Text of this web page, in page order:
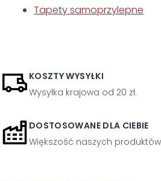
Tapety samoprzylepne
KOSZTY WYSYŁKI
Wysyłka krajowa od 20 zł.
DOSTOSOWANE DLA CIEBIE
Większość naszych